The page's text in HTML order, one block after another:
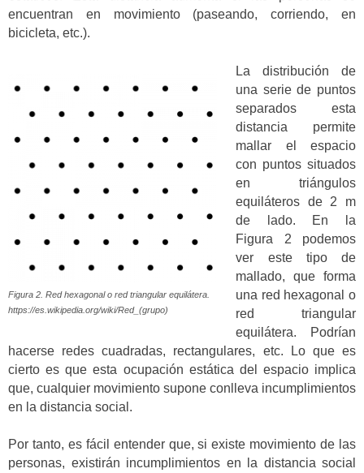
encuentran en movimiento (paseando, corriendo, en
bicicleta, etc.).
Figura 2. Red hexagonal o red triangular equilátera.
https://es.wikipedia.org/wiki/Red_(grupo)
La distribución de
una serie de puntos
separados esta
distancia permite
mallar el espacio
con puntos situados
en triángulos
equiláteros de 2 m
de lado. En la
Figura 2 podemos
ver este tipo de
mallado, que forma
una red hexagonal o
red triangular
equilátera. Podrían
hacerse redes cuadradas, rectangulares, etc. Lo que es
cierto es que esta ocupación estática del espacio implica
que, cualquier movimiento supone conlleva incumplimientos
en la distancia social.
Por tanto, es fácil entender que, si existe movimiento de las
personas, existirán incumplimientos en la distancia social